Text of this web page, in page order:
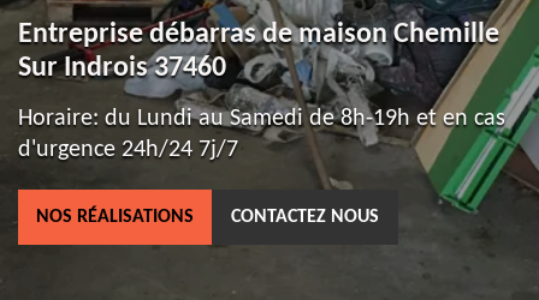
Entreprise débarras de maison Chemille
Sur Indrois 37460
Horaire: du Lundi au Samedi de 8h-19h et en cas
d'urgence 24h/24 7j/7
NOS RÉALISATIONS CONTACTEZ NOUS